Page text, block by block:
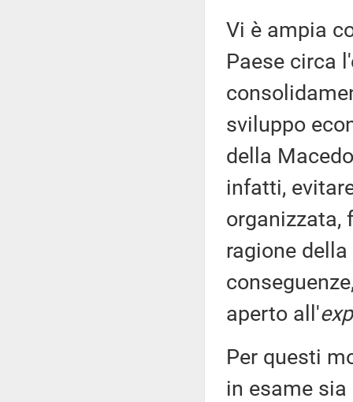
Vi è ampia
Paese circa
sviluppo
della
infatti,
organizzata,
ragione
aperto all'
Per questi
in esame